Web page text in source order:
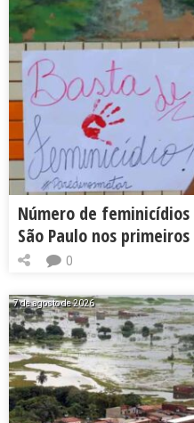
Número de
São Paulo nos
0
7 de agosto de 2026